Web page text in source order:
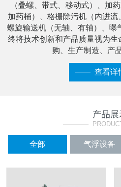
（叠螺、带式、移动式）、加
加药桶）、格栅除污机（内进流
螺旋输送机（无轴、有轴）、曝
终将技术创新和产品质量视为
购、生产制造、产
——查看详
产品展
————
全部 气浮设备